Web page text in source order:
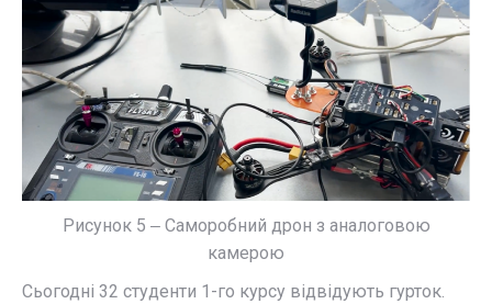
Рисунок 5 ‒ Саморобний дрон з аналоговою
камерою
Сьогодні 32 студенти 1-го курсу відвідують гурток.